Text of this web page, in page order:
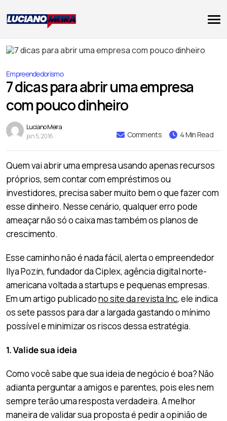
Empreendedorismo
7 dicas para abrir uma empresa
com pouco dinheiro
Luciano Meira
jan 5, 2016
Comments 4 Min Read
Quem vai abrir uma empresa usando apenas recursos
próprios, sem contar com empréstimos ou
investidores, precisa saber muito bem o que fazer com
esse dinheiro. Nesse cenário, qualquer erro pode
ameaçar não só o caixa mas também os planos de
crescimento.
Esse caminho não é nada fácil, alerta o empreendedor
Ilya Pozin, fundador da Ciplex, agência digital norte-
americana voltada a startups e pequenas empresas.
Em um artigo publicadono site da revista Inc, ele indica
os sete passos para dar a largada gastando o mínimo
possível e minimizar os riscos dessa estratégia.
1. Valide sua ideia
Como você sabe que sua ideia de negócio é boa? Não
adianta perguntar a amigos e parentes, pois eles nem
sempre terão uma resposta verdadeira. A melhor
maneira de validar sua proposta é pedir a opinião de